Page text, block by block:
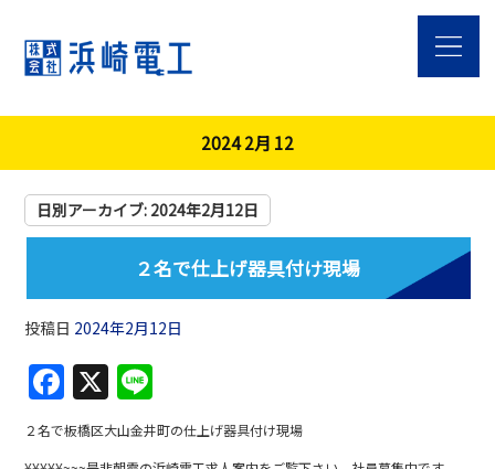
2024 2月 12
日別アーカイブ: 2024年2月12日
２名で仕上げ器具付け現場
投稿日 2024年2月12日
F
a
c
X
n
e
２名で板橋区大山金井町の仕上げ器具付け現場